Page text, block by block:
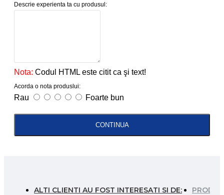
Descrie experienta ta cu produsul:
Nota: Codul HTML este citit ca şi text!
Acorda o nota produslui:
Rau Foarte bun
CONTINUA
ALTI CLIENTI AU FOST INTERESATI SI DE: